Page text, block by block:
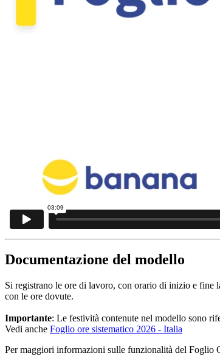
Documentazione del modello
Si registrano le ore di lavoro, con orario di inizio e fine
con le ore dovute.
Importante: Le festività contenute nel modello sono
Vedi anche Foglio ore sistematico 2026 - Italia
Per maggiori informazioni sulle funzionalità del Foglio